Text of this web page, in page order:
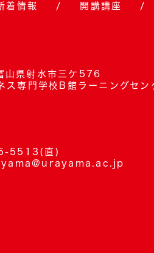
着情報 開講講座
県射水市三ケ576
ス専門学校B館ラーニングセン
5513(直)